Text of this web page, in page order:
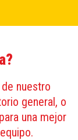
nuestro
general, o
una mejor